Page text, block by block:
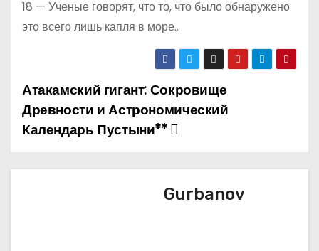
18 — Ученые говорят, что то, что было обнаружено
это всего лишь капля в море..
Н
а
Атакамский гигант: Сокровище
Древности и Астрономический
Календарь Пустыни**
Gurbanov